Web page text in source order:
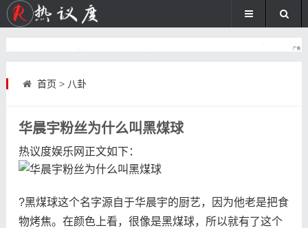
首页 > 八卦
华晨宇粉丝为什么叫黑煤球
热议度娱乐网 正文如下：
?黑煤球这个名字源自于华晨宇的厨艺，因为他老是把食
物烤焦。在颜色上看，很像是黑煤球，所以就有了这个